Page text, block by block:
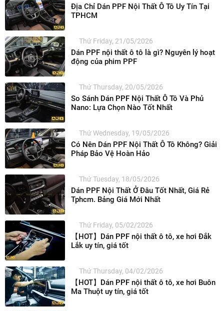
Địa Chỉ Dán PPF Nội Thất Ô Tô Uy Tín Tại
TPHCM
Thứ Friday, 21/05/2026
Dán PPF nội thất ô tô là gì? Nguyên lý hoạt
động của phim PPF
Thứ Thursday, 20/05/2026
So Sánh Dán PPF Nội Thất Ô Tô Và Phủ
Nano: Lựa Chọn Nào Tốt Nhất
Thứ Wednesday, 19/05/2026
Có Nên Dán PPF Nội Thất Ô Tô Không? Giải
Pháp Bảo Vệ Hoàn Hảo
Thứ Tuesday, 18/05/2026
Dán PPF Nội Thất Ở Đâu Tốt Nhất, Giá Rẻ
Tphcm. Bảng Giá Mới Nhất
Thứ Friday, 05/02/2026
【HOT】Dán PPF nội thất ô tô, xe hơi Đắk
Lắk uy tín, giá tốt
Thứ Thursday, 04/02/2026
【HOT】Dán PPF nội thất ô tô, xe hơi Buôn
Ma Thuột uy tín, giá tốt